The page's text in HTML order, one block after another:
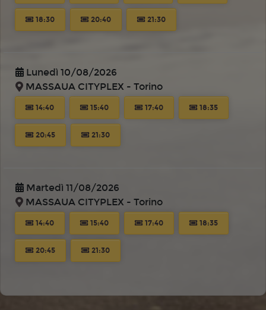
18:30 20:40 21:30
Lunedì 10/08/2026
MASSAUA CITYPLEX - Torino
14:40 15:40 17:40 18:35
20:45 21:30
Martedì 11/08/2026
MASSAUA CITYPLEX - Torino
14:40 15:40 17:40 18:35
20:45 21:30